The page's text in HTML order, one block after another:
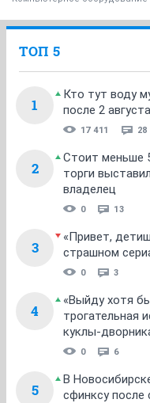
ТОП 5
1
Кто тут воду
после 2 августа
17 411 28
2
Стоит меньше
торги
владелец
0 13
3
«Привет,
страшном
0 3
4
«Выйду хотя
трогательная
куклы-
0 6
5
В
сфинксу